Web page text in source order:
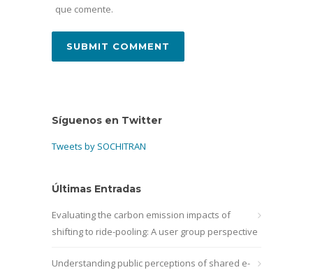
que comente.
Síguenos en Twitter
Tweets by SOCHITRAN
Últimas Entradas
Evaluating the carbon emission impacts of
shifting to ride-pooling: A user group perspective
Understanding public perceptions of shared e-